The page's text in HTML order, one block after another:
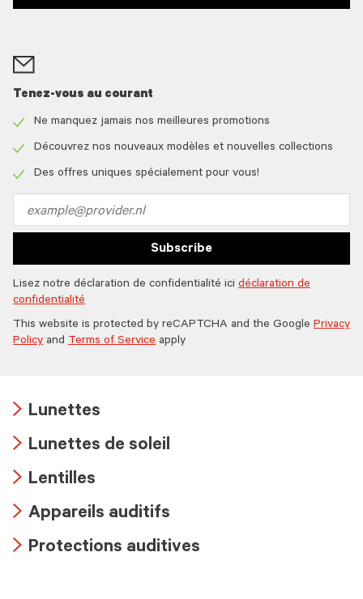
Tenez-vous au courant
icon
Ne manquez jamais nos meilleures promotions
icon
Découvrez nos nouveaux modèles et nouvelles collections
Des offres uniques spécialement pour vous!
address
Subscribe
Lisez notre déclaration de confidentialité ici déclaration de
confidentialité
This website is protected by reCAPTCHA and the Google Privacy
Policy and Terms of Service apply
icon
Lunettes
icon
Lunettes de soleil
icon
Lentilles
icon
Appareils auditifs
Protections auditives